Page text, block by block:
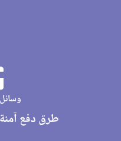
طرق دفع